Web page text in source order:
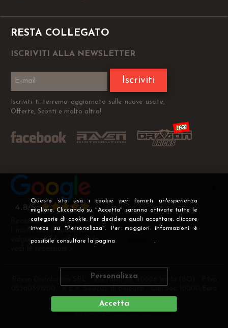
Questo sito usa i cookie per fornirti un'esperienza
migliore. Cliccando su "Accetta" saranno attivate tutte le
categorie di cookie. Per decidere quali accettare, cliccare
invece su "Personalizza". Per maggiori informazioni è
possibile consultare la pagina .
Personalizza
Accetta
RESTA COLLEGATO
ISCRIVITI ALLA NEWSLETTER
Iscriviti
Iscriviti ti terremo aggiornato sulle nuove uscite,
Offerte, Sconti e molto altro!
Recensioni Verificate
I nostri clienti soddisfatti
valgono più di mille parole
Raven Distribution SRL - Via Fanin 30, 40026 Imola (BO) - P.Iva
i.v
DEVELOPERCREATIVE WEB